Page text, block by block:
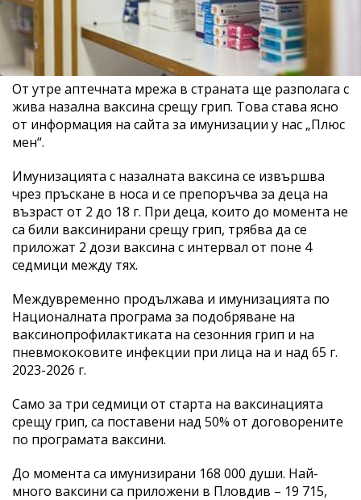
От утре аптечната мрежа в страната ще разполага с
жива назална ваксина срещу грип. Това става ясно
от информация на сайта за имунизации у нас „Плюс
мен“.
Имунизацията с назалната ваксина се извършва
чрез пръскане в носа и се препоръчва за деца на
възраст от 2 до 18 г. При деца, които до момента не
са били ваксинирани срещу грип, трябва да се
приложат 2 дози ваксина с интервал от поне 4
седмици между тях.
Междувременно продължава и имунизацията по
Националната програма за подобряване на
ваксинопрофилактиката на сезонния грип и на
пневмококовите инфекции при лица на и над 65 г.
2023-2026 г.
Само за три седмици от старта на ваксинацията
срещу грип, са поставени над 50% от договорените
по програмата ваксини.
До момента са имунизирани 168 000 души. Най-
много ваксини са приложени в Пловдив – 19 715,